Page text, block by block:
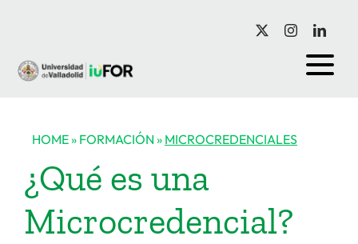
contenido
HOME» FORMACIÓN » MICROCREDENCIALES
¿Qué es una
Microcredencial?